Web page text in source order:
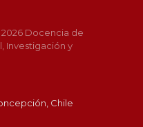
2026 Docencia de
Investigación y
Chile